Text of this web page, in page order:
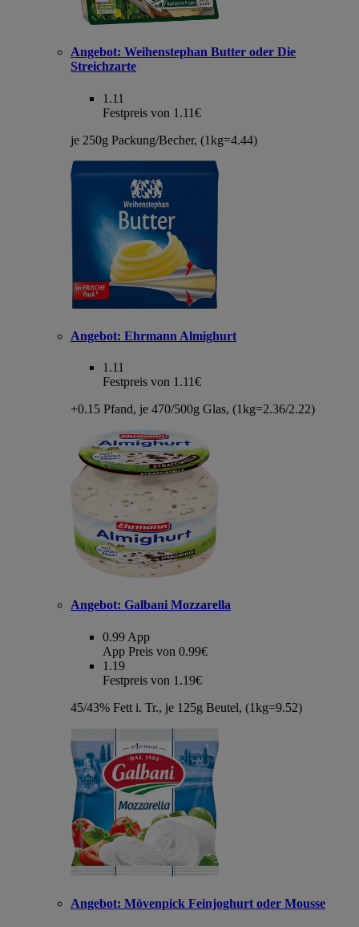
Angebot: Weihenstephan Butter oder Die
Streichzarte
1.11
Festpreis von 1.11€
je 250g Packung/Becher, (1kg=4.44)
Angebot: Ehrmann Almighurt
1.11
Festpreis von 1.11€
+0.15 Pfand, je 470/500g Glas, (1kg=2.36/2.22)
Angebot: Galbani Mozzarella
0.99 App
App Preis von 0.99€
1.19
Festpreis von 1.19€
45/43% Fett i. Tr., je 125g Beutel, (1kg=9.52)
Angebot: Mövenpick Feinjoghurt oder Mousse